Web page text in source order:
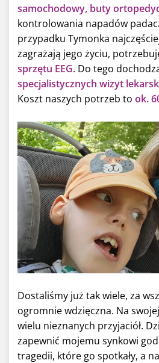
samochodowy, buty
kontrolowania napadów
przypadku Tymonka
zagrażają jego życiu,
sprzętu EEG. Do tego
specjalistycznych wizyt
Koszt naszych potrzeb to ok.
Dostaliśmy już tak wiele, za
ogromnie wdzięczna. Na
wielu nieznanych przyjaciół.
zapewnić mojemu synkowi
tragedii, które go spotkały, a